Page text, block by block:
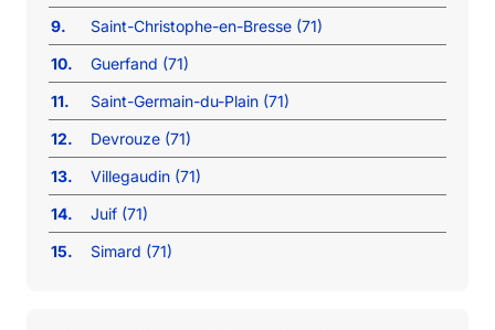
9.
Saint-Christophe-en-Bresse (71)
10.
Guerfand (71)
11.
Saint-Germain-du-Plain (71)
12.
Devrouze (71)
13.
Villegaudin (71)
14.
Juif (71)
15.
Simard (71)